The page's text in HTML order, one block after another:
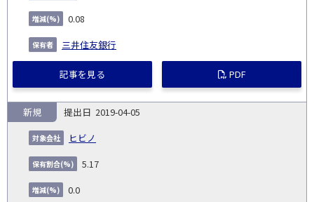
0.08
三井住友銀行
記事を見る PDF
2019-04-05
ヒビノ
新規
5.17
0.0